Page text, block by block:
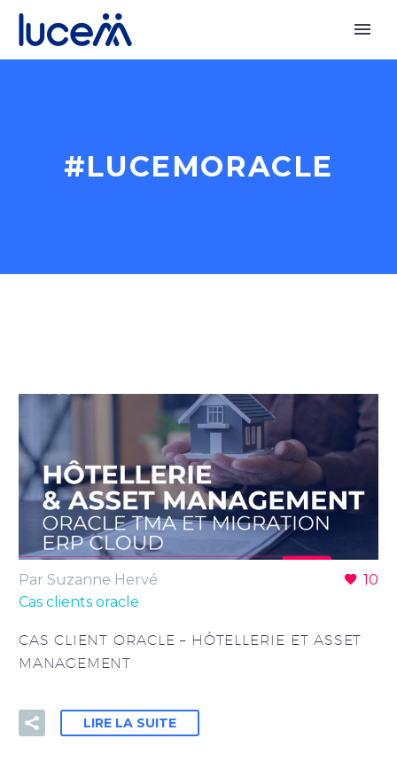
#LUCEMORACLE
10
Par Suzanne Hervé
Cas clients oracle
CAS CLIENT ORACLE – HÔTELLERIE ET ASSET
MANAGEMENT
LIRE LA SUITE